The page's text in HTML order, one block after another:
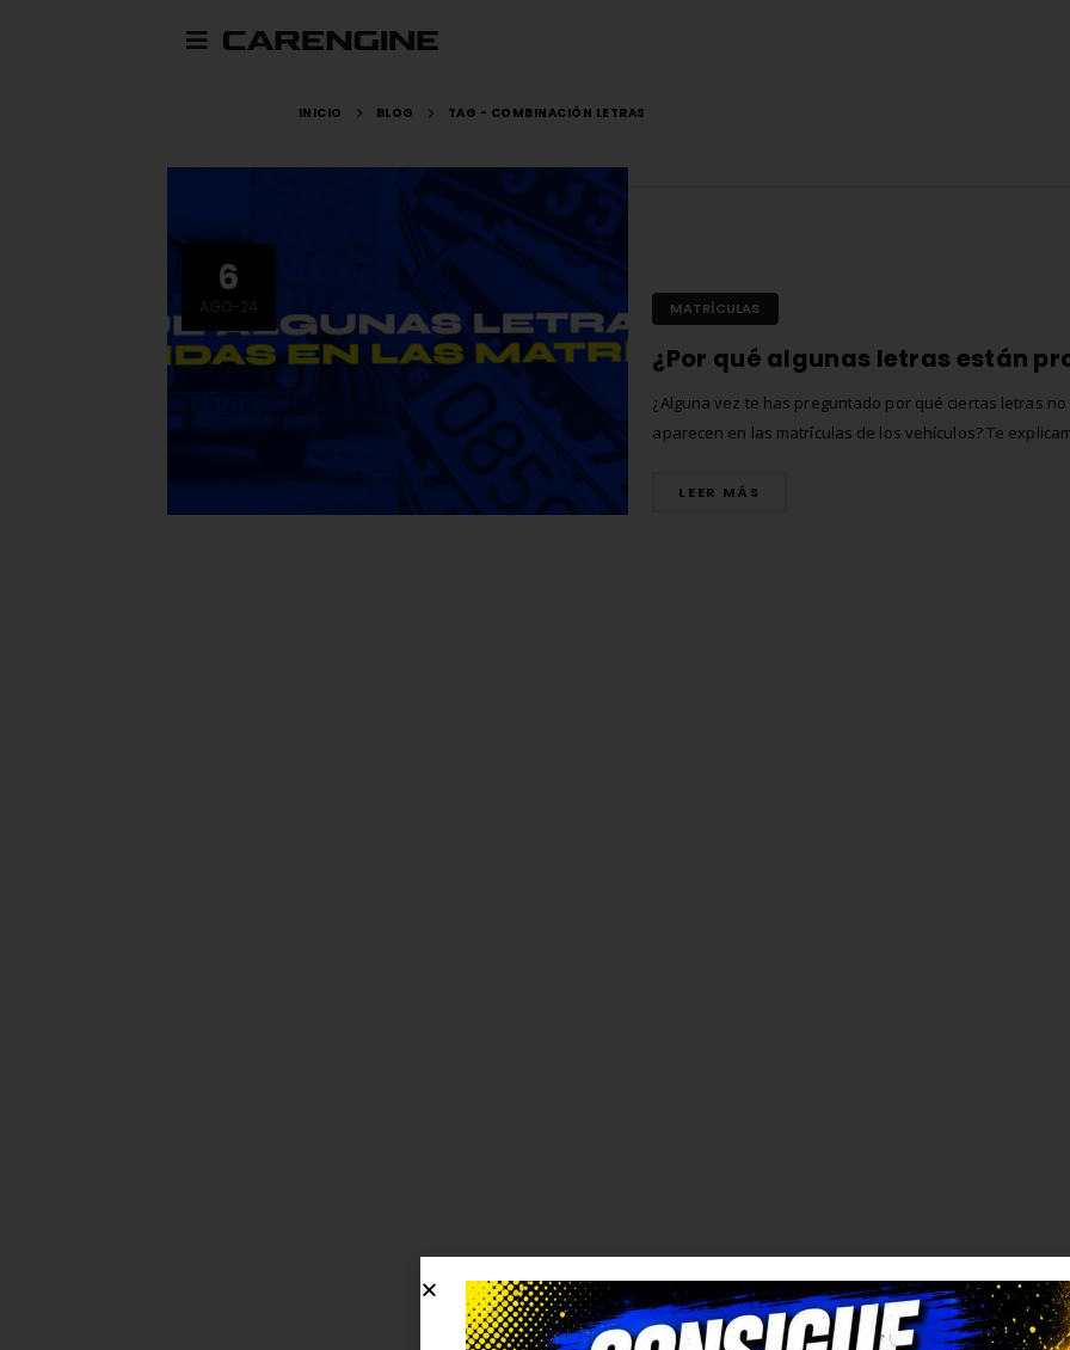
INICIO BLOG TAG - COMBINACIÓN LETRAS
6
AGO-24 MATRÍCULAS
¿Alguna vez te has preguntado por qué ciertas letras no
aparecen en las matrículas de los vehículos? Te
cuáles son las letras prohibidas en España.
LEER MÁS
fabricación
2 de junio de 2026
Matrícula para